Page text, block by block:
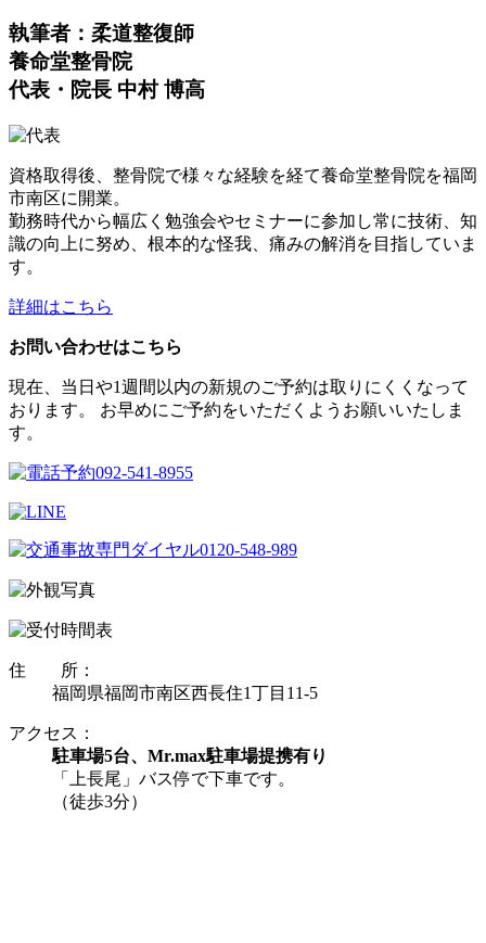
執筆者：柔道整復師
養命堂整骨院
代表・院長 中村 博高
資格取得後、整骨院で様々な経験を経て養命堂整骨院を福岡
市南区に開業。
勤務時代から幅広く勉強会やセミナーに参加し常に技術、知
識の向上に努め、根本的な怪我、痛みの解消を目指していま
す。
詳細はこちら
お問い合わせはこちら
現在、当日や1週間以内の新規のご予約は取りにくくなって
おります。 お早めにご予約をいただくようお願いいたしま
す。
住 所：
福岡県福岡市南区西長住1丁目11-5
アクセス：
駐車場5台、Mr.max駐車場提携有り
「上長尾」バス停で下車です。
（徒歩3分）